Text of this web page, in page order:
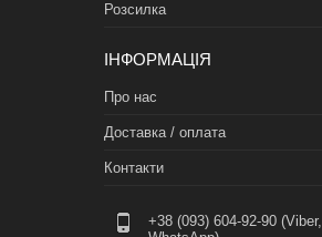
Розсилка
ІНФОРМАЦІЯ
Про нас
Доставка / оплата
Контакти
+38 (093) 604-92-90 (Viber,